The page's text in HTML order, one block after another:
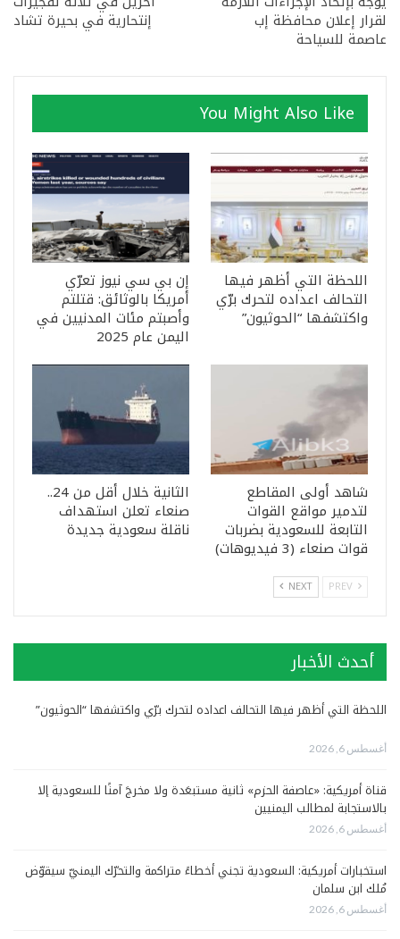
لقرار إعلان محافظة إب
عاصمة للسياحة
إنتحارية في بحيرة تشاد
You Might Also Like
اللحظة التي أظهر فيها
التحالف اعداده لتحرك برّي
واكتشفها “الحوثيون”
إن بي سي نيوز تعرّي
أمريكا بالوثائق: قتلتم
وأصبتم مئات المدنيين في
اليمن عام 2025
شاهد أولى المقاطع
لتدمير مواقع القوات
التابعة للسعودية بضربات
قوات صنعاء (3 فيديوهات)
الثانية خلال أقل من 24..
صنعاء تعلن استهداف
ناقلة سعودية جديدة
NEXT
أحدث الأخبار
اللحظة التي أظهر فيها التحالف اعداده لتحرك برّي واكتشفها “الحوثيون”
أغسطس 6, 2026
قناة أمريكية: «عاصفة الحزم» ثانية مستبعَدة ولا مخرجَ آمنًا للسعودية إلا
بالاستجابة لمطالب اليمنيين
أغسطس 6, 2026
استخبارات أمريكية: السعودية تجني أخطاءً متراكمة والتحرّك اليمنيّ سيقوّض
مُلك ابن سلمان
أغسطس 6, 2026